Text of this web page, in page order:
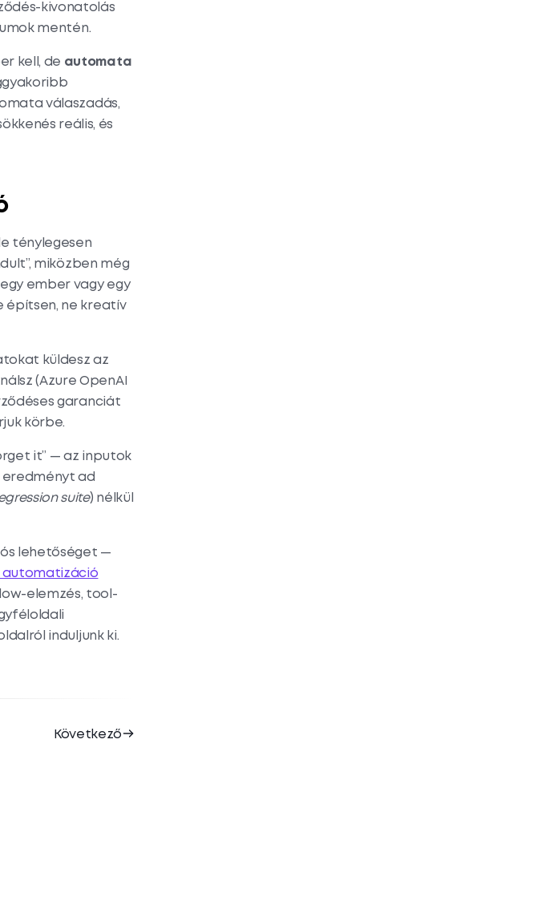
kivonatolás
mentén.
kell, de automata
válaszadás,
reális, és
ténylegesen
miközben még
ember vagy egy
építsen, ne kreatív
küldesz az
(Azure OpenAI
garanciát
körbe.
it” — az inputok
eredményt ad
suite) nélkül
lehetőséget —
automatizáció
elemzés, tool-
induljunk ki.
Következő